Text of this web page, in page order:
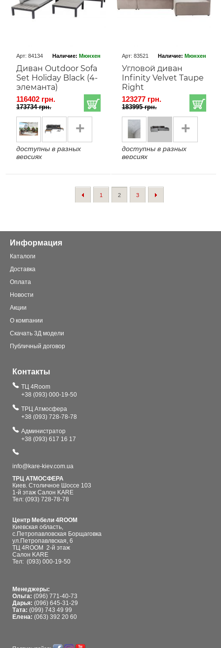
Арт: 84134 Наличие: Мюнхен
Диван Outdoor Sofa
Set Holiday Black (4-
элеманта)
116402 грн.
173734 грн.
+
доступны в разных
версиях
Арт: 83521 Наличие: Мюнхен
Угловой диван
Infinity Velvet Taupe
Right
123277 грн.
183995 грн.
+
доступны в разных
версиях
1 2 3
Информация
Каталоги
Доставка
Оплата
Новости
Акции
О компании
Скачать 3Д модели
Публичный договор
Контакты
ТЦ 4Room
+38 (093) 000-19-50
ТРЦ Атмосфера
+38 (093) 728-78-78
Администратор
+38 (093) 617 16 17
info@kare-kiev.com.ua
ТРЦ АТМОСФЕРА
Киев. Столичное Шоссе 103
1-й этаж Салон KARE
Тел: (093) 728-78-78
Центр Мебели 4ROOM
Киевская область,
с.Петропавловская Борщаговка
ул.Петропавлвская, 6
ТЦ 4ROOM 2-й этаж
Салон KARE
Тел: (093) 000-19-50
Менеджеры:
Ольга: (096) 771-40-73
Дарья: (096) 645-31-29
Тата: (099) 743 49 99
Елена: (063) 392 20 60